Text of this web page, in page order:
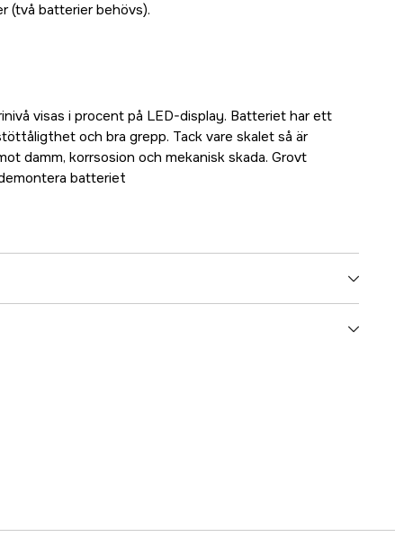
(två batterier behövs).
visas i procent på LED-display. Batteriet har ett
och bra grepp. Tack vare skalet så är
damm, korrsosion och mekanisk skada. Grovt
batteriet